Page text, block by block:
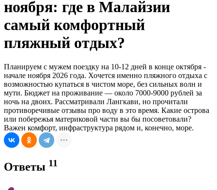
ноября: где в Малайзии
самый комфортный
пляжный отдых?
Планируем с мужем поездку на 10-12 дней в конце октября -
начале ноября 2026 года. Хочется именно пляжного отдыха с
возможностью купаться в чистом море, без сильных волн и
мути. Бюджет на проживание — около 7000-9000 рублей за
ночь на двоих. Рассматривали Лангкави, но прочитали
противоречивые отзывы про воду в это время. Какие острова
или побережья материковой части вы бы посоветовали?
Важен комфорт, инфраструктура рядом и, конечно, море.
Ответы 11